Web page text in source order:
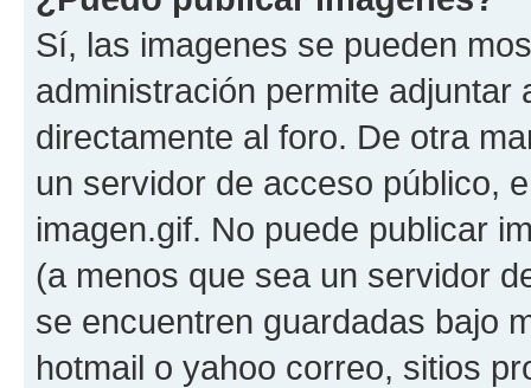
Sí, las imagenes se pueden
administración permite
directamente al foro. De otra
un servidor de acceso público,
imagen.gif. No puede publicar
(a menos que sea un servidor
se encuentren guardadas bajo
hotmail o yahoo correo, sitios